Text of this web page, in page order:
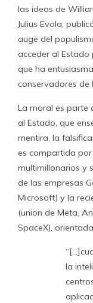
las ideas de
Julius Evola,
auge del
acceder al Estado
que ha
conservadores de
La moral es parte
al Estado, que
mentira, la
es compartida
multimillonarios y
de las empresas
Microsoft) y la
(union de Meta,
SpaceX),
la